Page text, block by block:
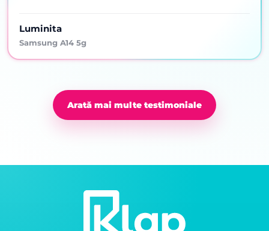
Luminita
Samsung A14 5g
Arată mai multe testimoniale